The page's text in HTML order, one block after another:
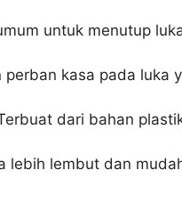
untuk menutup
kasa pada luka
dari bahan
lebih lembut dan